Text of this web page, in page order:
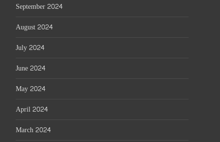
September 2024
August 2024
July 2024
June 2024
May 2024
April 2024
March 2024